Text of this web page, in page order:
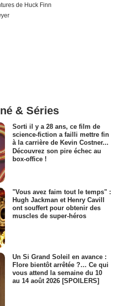
de Huck Finn
& Séries
Sorti il y a 28 ans, ce film de
science-fiction a failli mettre fin
à la carrière de Kevin Costner...
Découvrez son pire échec au
box-office !
"Vous avez faim tout le temps" :
Hugh Jackman et Henry Cavill
ont souffert pour obtenir des
muscles de super-héros
Un Si Grand Soleil en avance :
Flore bientôt arrêtée ?… Ce qui
vous attend la semaine du 10
au 14 août 2026 [SPOILERS]